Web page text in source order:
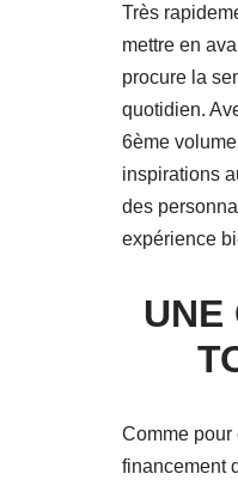
Très
mettre en
procure la
quotidien.
6ème
inspirations
des
expérience
UNE
Comme pour
financement